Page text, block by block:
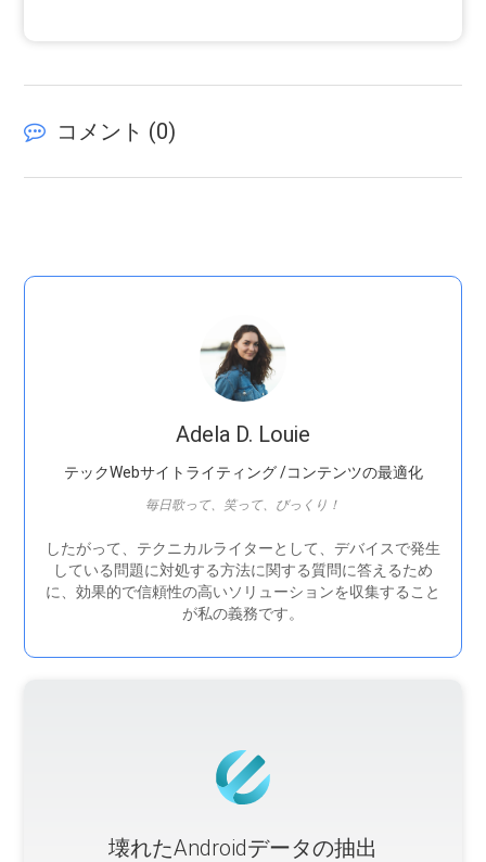
コメント (0)
Adela D. Louie
テックWebサイトライティング /コンテンツの最適化
毎日歌って、笑って、びっくり！
したがって、テクニカルライターとして、デバイスで発生
している問題に対処する方法に関する質問に答えるため
に、効果的で信頼性の高いソリューションを収集すること
が私の義務です。
壊れたAndroidデータの抽出